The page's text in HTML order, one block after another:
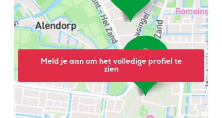
Meld je aan om het volledige profiel te
zien